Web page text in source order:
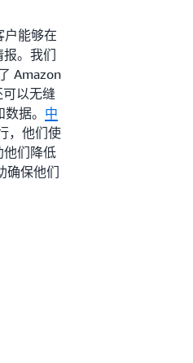
户能够在
。我们
Amazon
以无缝
据。 中
，他们使
他们降低
确保他们